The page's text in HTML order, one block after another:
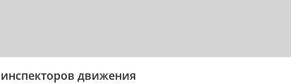
движения